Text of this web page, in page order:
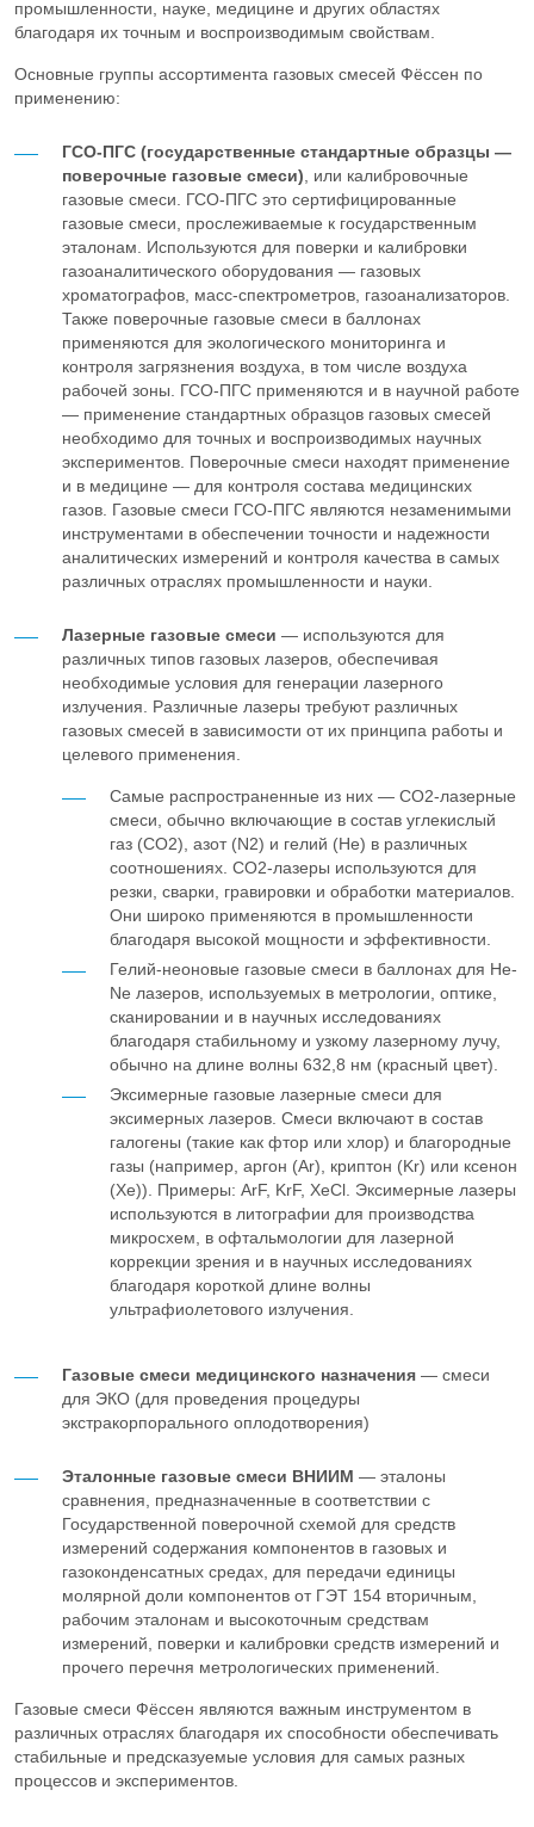
промышленности, науке, медицине и других областях
благодаря их точным и воспроизводимым свойствам.
Основные группы ассортимента газовых смесей Фёссен по
применению:
ГСО-ПГС (государственные стандартные образцы —
поверочные газовые смеси) , или калибровочные
газовые смеси. ГСО-ПГС это сертифицированные
газовые смеси, прослеживаемые к государственным
эталонам. Используются для поверки и калибровки
газоаналитического оборудования — газовых
хроматографов, масс-спектрометров, газоанализаторов.
Также поверочные газовые смеси в баллонах
применяются для экологического мониторинга и
контроля загрязнения воздуха, в том числе воздуха
рабочей зоны. ГСО-ПГС применяются и в научной работе
— применение стандартных образцов газовых смесей
необходимо для точных и воспроизводимых научных
экспериментов. Поверочные смеси находят применение
и в медицине — для контроля состава медицинских
газов. Газовые смеси ГСО-ПГС являются незаменимыми
инструментами в обеспечении точности и надежности
аналитических измерений и контроля качества в самых
различных отраслях промышленности и науки.
Лазерные газовые смеси — используются для
различных типов газовых лазеров, обеспечивая
необходимые условия для генерации лазерного
излучения. Различные лазеры требуют различных
газовых смесей в зависимости от их принципа работы и
целевого применения.
Самые распространенные из них — CO2-лазерные
смеси, обычно включающие в состав углекислый
газ (CO2), азот (N2) и гелий (He) в различных
соотношениях. CO2-лазеры используются для
резки, сварки, гравировки и обработки материалов.
Они широко применяются в промышленности
благодаря высокой мощности и эффективности.
Гелий-неоновые газовые смеси в баллонах для He-
Ne лазеров, используемых в метрологии, оптике,
сканировании и в научных исследованиях
благодаря стабильному и узкому лазерному лучу,
обычно на длине волны 632,8 нм (красный цвет).
Эксимерные газовые лазерные смеси для
эксимерных лазеров. Смеси включают в состав
галогены (такие как фтор или хлор) и благородные
газы (например, аргон (Ar), криптон (Kr) или ксенон
(Xe)). Примеры: ArF, KrF, XeCl. Эксимерные лазеры
используются в литографии для производства
микросхем, в офтальмологии для лазерной
коррекции зрения и в научных исследованиях
благодаря короткой длине волны
ультрафиолетового излучения.
Газовые смеси медицинского назначения — смеси
для ЭКО (для проведения процедуры
экстракорпорального оплодотворения)
Эталонные газовые смеси ВНИИМ — эталоны
сравнения, предназначенные в соответствии с
Государственной поверочной схемой для средств
измерений содержания компонентов в газовых и
газоконденсатных средах, для передачи единицы
молярной доли компонентов от ГЭТ 154 вторичным,
рабочим эталонам и высокоточным средствам
измерений, поверки и калибровки средств измерений и
прочего перечня метрологических применений.
Газовые смеси Фёссен являются важным инструментом в
различных отраслях благодаря их способности обеспечивать
стабильные и предсказуемые условия для самых разных
процессов и экспериментов.
SF
C H Этан
Этилен
Октафторциклобутан R-318c
Тетрафторметан
ClХлорметан